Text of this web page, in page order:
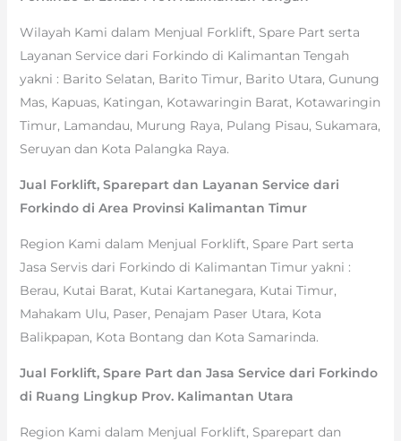
Wilayah Kami dalam Menjual Forklift, Spare Part serta
Layanan Service dari Forkindo di Kalimantan Tengah
yakni : Barito Selatan, Barito Timur, Barito Utara, Gunung
Mas, Kapuas, Katingan, Kotawaringin Barat, Kotawaringin
Timur, Lamandau, Murung Raya, Pulang Pisau, Sukamara,
Seruyan dan Kota Palangka Raya.
Jual Forklift, Sparepart dan Layanan Service dari
Forkindo di Area Provinsi Kalimantan Timur
Region Kami dalam Menjual Forklift, Spare Part serta
Jasa Servis dari Forkindo di Kalimantan Timur yakni :
Berau, Kutai Barat, Kutai Kartanegara, Kutai Timur,
Mahakam Ulu, Paser, Penajam Paser Utara, Kota
Balikpapan, Kota Bontang dan Kota Samarinda.
Jual Forklift, Spare Part dan Jasa Service dari Forkindo
di Ruang Lingkup Prov. Kalimantan Utara
Region Kami dalam Menjual Forklift, Sparepart dan